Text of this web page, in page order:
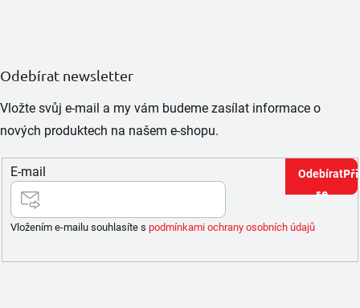
Odebírat newsletter
Vložte svůj e-mail a my vám budeme zasílat informace o
nových produktech na našem e-shopu.
E-mail
Vložením e-mailu souhlasíte s podmínkami ochrany osobních údajů
se